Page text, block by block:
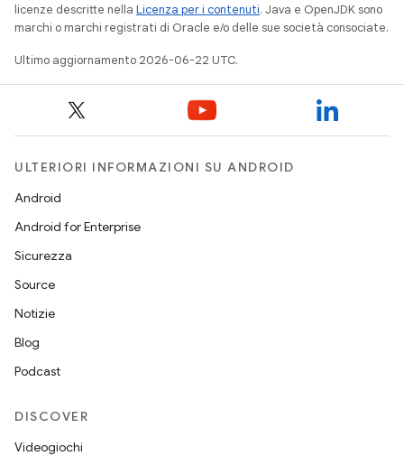
licenze descritte nella Licenza per i contenuti. Java e OpenJDK sono
marchi o marchi registrati di Oracle e/o delle sue società consociate.
Ultimo aggiornamento 2026-06-22 UTC.
ULTERIORI INFORMAZIONI SU ANDROID
Android
Android for Enterprise
Sicurezza
Source
Notizie
Blog
Podcast
DISCOVER
Videogiochi